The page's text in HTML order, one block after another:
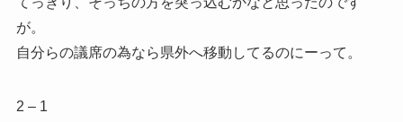
が。
自分らの議席の為なら県外へ移動してるのにーって。
2 – 1